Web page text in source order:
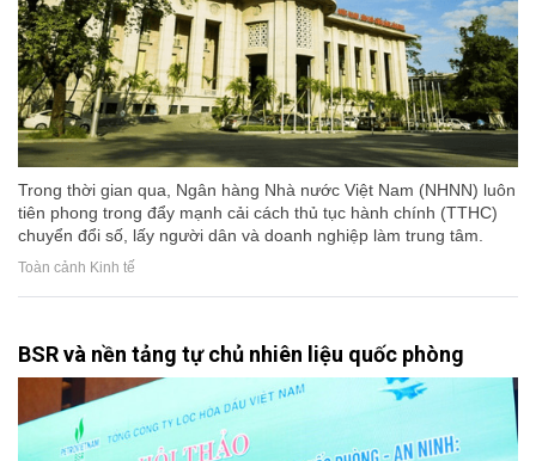
Trong thời gian qua, Ngân hàng Nhà nước Việt Nam (NHNN) luôn
tiên phong trong đẩy mạnh cải cách thủ tục hành chính (TTHC)
chuyển đổi số, lấy người dân và doanh nghiệp làm trung tâm.
Toàn cảnh Kinh tế
BSR và nền tảng tự chủ nhiên liệu quốc phòng